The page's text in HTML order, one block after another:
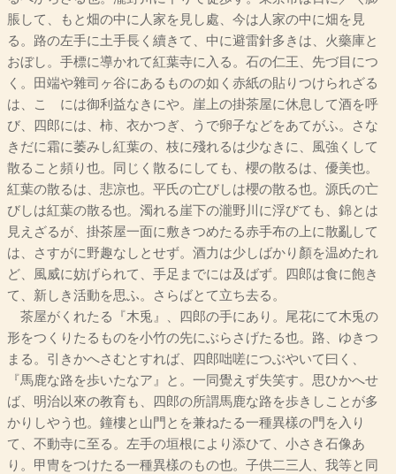
脹して、もと畑の中に人家を見し處、今は人家の中に畑を見
る。路の左手に土手長く續きて、中に避雷針多きは、火藥庫と
おぼし。手標に導かれて紅葉寺に入る。石の仁王、先づ目につ
く。田端や雜司ヶ谷にあるものの如く赤紙の貼りつけられざる
は、こゝには御利益なきにや。崖上の掛茶屋に休息して酒を呼
び、四郎には、柿、衣かつぎ、うで卵子などをあてがふ。さな
きだに霜に萎みし紅葉の、枝に殘れるは少なきに、風強くして
散ること頻り也。同じく散るにしても、櫻の散るは、優美也。
紅葉の散るは、悲凉也。平氏の亡びしは櫻の散る也。源氏の亡
びしは紅葉の散る也。濁れる崖下の瀧野川に浮びても、錦とは
見えざるが、掛茶屋一面に敷きつめたる赤手布の上に散亂して
は、さすがに野趣なしとせず。酒力は少しばかり顏を温めたれ
ど、風威に妨げられて、手足までには及ばず。四郎は食に飽き
て、新しき活動を思ふ。さらばとて立ち去る。
茶屋がくれたる『木兎』、四郎の手にあり。尾花にて木兎の
形をつくりたるものを小竹の先にぶらさげたる也。路、ゆきつ
まる。引きかへさむとすれば、四郎咄嗟につぶやいて曰く、
『馬鹿な路を歩いたなア』と。一同覺えず失笑す。思ひかへせ
ば、明治以來の教育も、四郎の所謂馬鹿な路を歩きしことが多
かりしやう也。鐘樓と山門とを兼ねたる一種異樣の門を入り
て、不動寺に至る。左手の垣根により添ひて、小さき石像あ
り。甲冑をつけたる一種異樣のもの也。子供二三人、我等と同